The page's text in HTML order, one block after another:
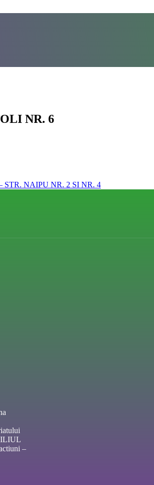
NR. 6
STR. NAIPU NR. 2 SI NR. 4
–